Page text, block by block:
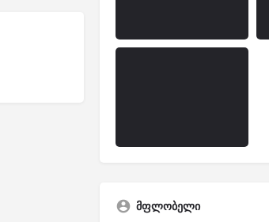
მფლობელი